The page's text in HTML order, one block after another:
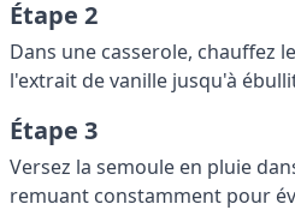
Étape 2
Dans une casserole, chauffez
l'extrait de vanille jusqu'à
Étape 3
Versez la semoule en pluie
remuant constamment pour